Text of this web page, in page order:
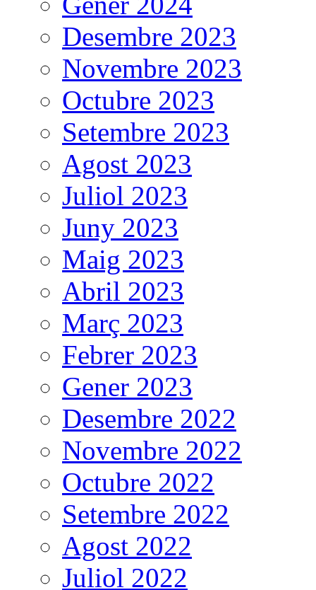
Desembre 2023
Novembre 2023
Octubre 2023
Setembre 2023
Agost 2023
Juliol 2023
Juny 2023
Maig 2023
Abril 2023
Març 2023
Febrer 2023
Gener 2023
Desembre 2022
Novembre 2022
Octubre 2022
Setembre 2022
Agost 2022
Juliol 2022